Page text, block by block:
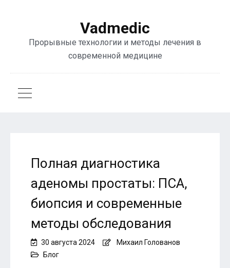
Vadmedic
Прорывные технологии и методы лечения в
современной медицине
Полная диагностика
аденомы простаты: ПСА,
биопсия и современные
методы обследования
30 августа 2024
Михаил Голованов
Блог